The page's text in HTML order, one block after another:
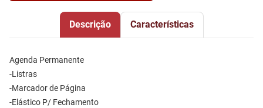
Descrição Características
Agenda Permanente
-Listras
-Marcador de Página
-Elástico P/ Fechamento